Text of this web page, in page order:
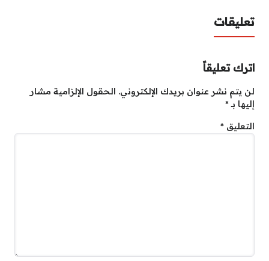
تعليقات
اترك تعليقاً
لن يتم نشر عنوان بريدك الإلكتروني.
الحقول الإلزامية مشار
إليها بـ*
التعليق *